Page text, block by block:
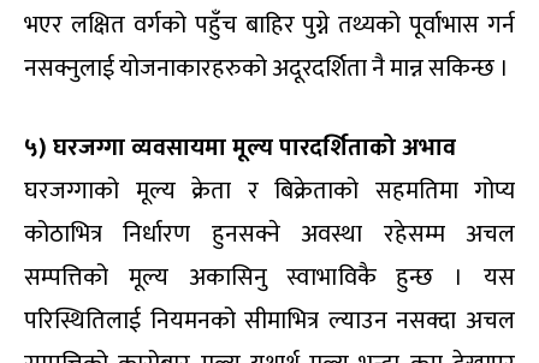
भएर लक्षित वर्गको पहुँच बाहिर पुग्ने तथ्यको पूर्वाभास गर्न
नसक्नुलाई योजनाकारहरुको अदूरदर्शिता नै मान्न सकिन्छ ।
५) घरजग्गा व्यवसायमा मूल्य पारदर्शिताको अभाव
घरजग्गाको मूल्य क्रेता र बिक्रेताको सहमतिमा गोप्य
कोठाभित्र निर्धारण हुनसक्ने अवस्था रहेसम्म अचल
सम्पत्तिको मूल्य अकासिनु स्वाभाविकै हुन्छ । यस
परिस्थितिलाई नियमनको सीमाभित्र ल्याउन नसक्दा अचल